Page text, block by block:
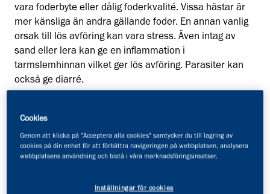
vara foderbyte eller dålig foderkvalité. Vissa hästar är
mer känsliga än andra gällande foder. En annan vanlig
orsak till lös avföring kan vara stress. Även intag av
sand eller lera kan ge en inflammation i
tarmslemhinnan vilket ger lös avföring. Parasiter kan
också ge diarré.
hur den ser ut näringsmässigt så att det inte är något
hästen får för mycket eller för lite av. Den hygieniska
faktorn är också viktig. Grovfodret ska ha en hög
är det viktigt att denna också håller hög hygien. Håll
Cookies
Genom att klicka på "Acceptera alla cookies" samtycker du till lagring av
cookies på din enhet för att förbättra navigeringen på webbplatsen, analysera
webbplatsens användning och bistå i våra marknadsföringsinsatser.
Inställningar för cookies